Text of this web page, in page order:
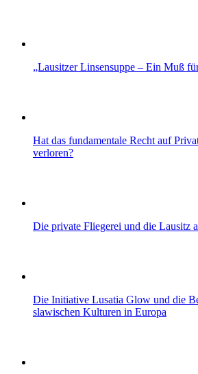
„Lausitzer Linsensuppe – Ein Muß
Hat das fundamentale Recht auf
verloren?
Die private Fliegerei und die Lausitz
Die Initiative Lusatia Glow und die
slawischen Kulturen in Europa